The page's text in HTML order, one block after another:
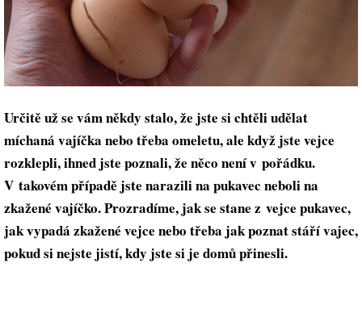
Určitě už se vám někdy stalo, že jste si chtěli udělat
míchaná vajíčka nebo třeba omeletu, ale když jste vejce
rozklepli, ihned jste poznali, že něco není v pořádku.
V takovém případě jste narazili na pukavec neboli na
zkažené vajíčko. Prozradíme, jak se stane z vejce pukavec,
jak vypadá zkažené vejce nebo třeba jak poznat stáří vajec,
pokud si nejste jistí, kdy jste si je domů přinesli.